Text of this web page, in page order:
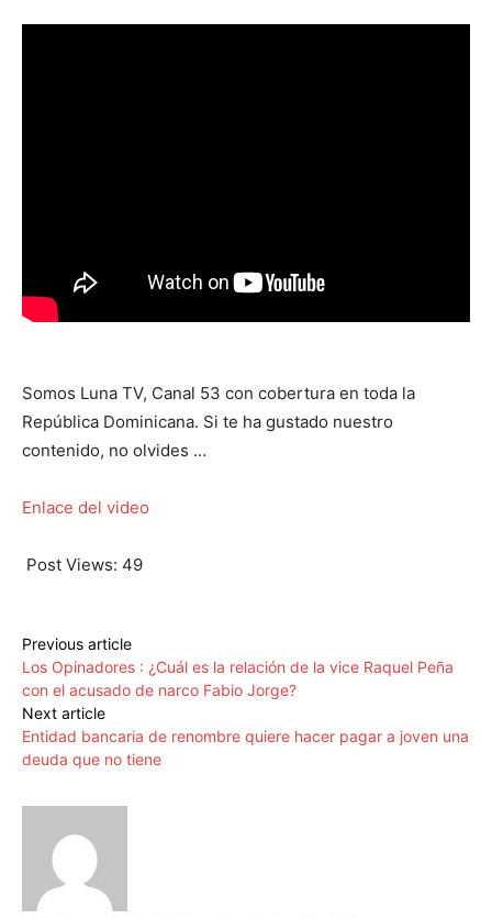
Somos Luna TV, Canal 53 con cobertura en toda la
República Dominicana. Si te ha gustado nuestro
contenido, no olvides …
Enlace del video
Post Views: 49
Previous article
Los Opinadores : ¿Cuál es la relación de la vice Raquel Peña
con el acusado de narco Fabio Jorge?
Next article
Entidad bancaria de renombre quiere hacer pagar a joven una
deuda que no tiene